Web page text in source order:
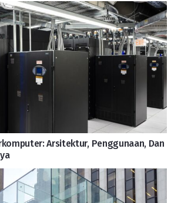
Arsitektur, Penggunaan, Dan